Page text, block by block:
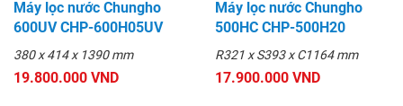
Máy lọc nước Chungho
600UV CHP-600H05UV
380 x 414 x 1390 mm
19.800.000 VND
Máy lọc nước Chungho
500HC CHP-500H20
R321 x S393 x C1164 mm
17.900.000 VND